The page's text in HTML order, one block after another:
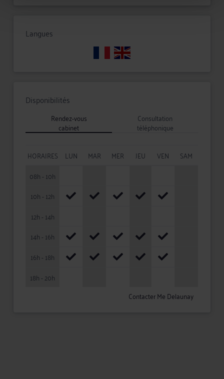
Langues
Disponibilités
Rendez-vous
cabinet
Consultation
téléphonique
HORAIRES LUN MAR MER JEU VEN
SAM
08h - 10h
10h - 12h
12h - 14h
14h - 16h
16h - 18h
18h - 20h
Contacter Me Delaunay